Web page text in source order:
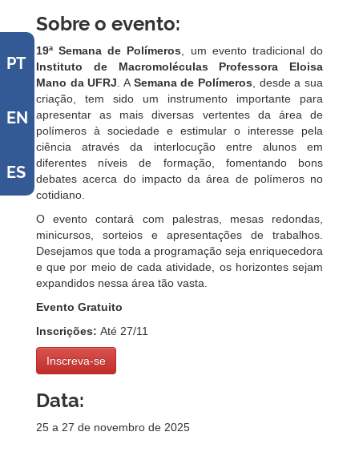
PT
EN
ES
Sobre o evento:
19ª Semana de Polímeros , um evento tradicional do
Instituto de Macromoléculas Professora Eloisa
Mano da UFRJ . A Semana de Polímeros , desde a sua
criação, tem sido um instrumento importante para
apresentar as mais diversas vertentes da área de
polímeros à sociedade e estimular o interesse pela
ciência através da interlocução entre alunos em
diferentes níveis de formação, fomentando bons
debates acerca do impacto da área de polímeros no
cotidiano.
O evento contará com palestras, mesas redondas,
minicursos, sorteios e apresentações de trabalhos.
Desejamos que toda a programação seja enriquecedora
e que por meio de cada atividade, os horizontes sejam
expandidos nessa área tão vasta.
Evento Gratuito
Inscrições: Até 27/11
Inscreva-se
Data:
25 a 27 de novembro de 2025